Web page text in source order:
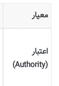
معیار
اعتبار
(Authority)